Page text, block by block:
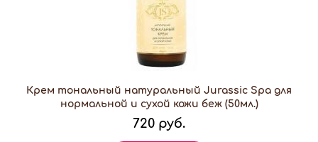
Крем тональный натуральный Jurassic Spa для
нормальной и сухой кожи беж (50мл.)
720 руб.